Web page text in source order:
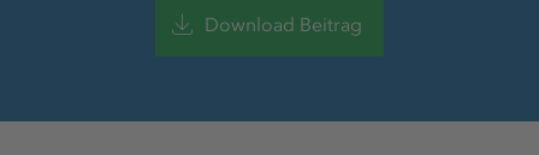
Download Beitrag